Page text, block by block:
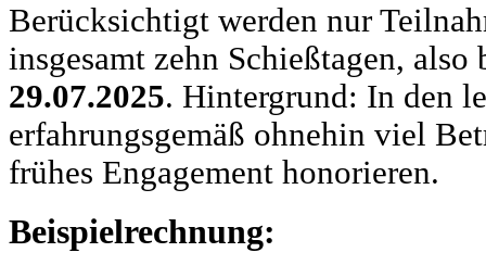
Berücksichtigt werden nur
insgesamt zehn Schießtagen,
29.07.2025. Hintergrund: In den
erfahrungsgemäß ohnehin viel
frühes Engagement honorieren.
Beispielrechnung: